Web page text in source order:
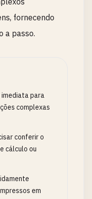
fornecendo
a passo.
imediata para
complexas
conferir o
cálculo ou
em